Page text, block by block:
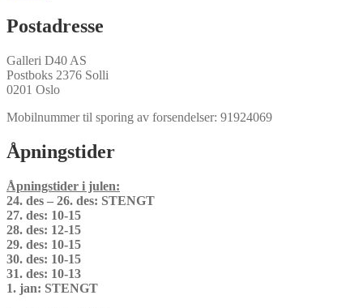
Postadresse
Galleri D40 AS
Postboks 2376 Solli
0201 Oslo
Mobilnummer til sporing av forsendelser: 91924069
Åpningstider
Åpningstider i julen:
24. des – 26. des: STENGT
27. des: 10-15
28. des: 12-15
29. des: 10-15
30. des: 10-15
31. des: 10-13
1. jan: STENGT